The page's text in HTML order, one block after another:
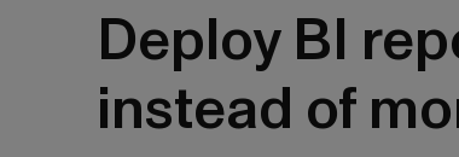
Deploy BI
instead of